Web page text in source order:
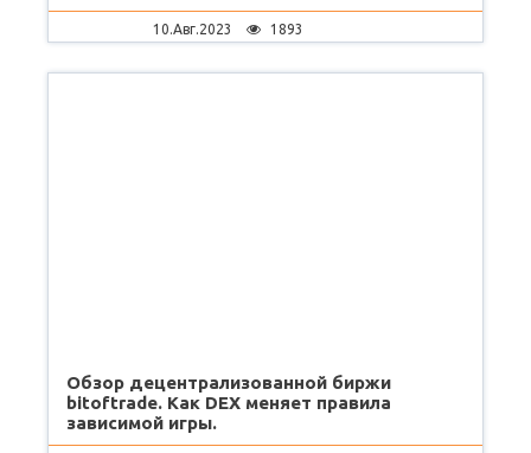
10.Авг.2023 1893
Обзор децентрализованной биржи
bitoftrade. Как DEX меняет правила
зависимой игры.